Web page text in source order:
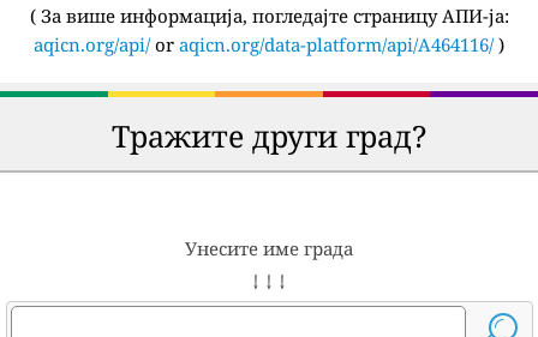
( За више информација, погледајте страницу АПИ-ја:
aqicn.org/api/or aqicn.org/data-platform/api/A464116/)
Тражите други град?
Унесите име града
↓ ↓ ↓